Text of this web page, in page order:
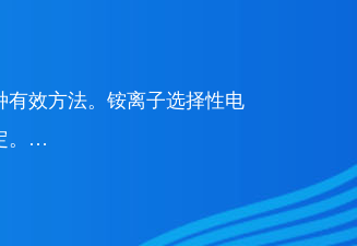
效方法。铵离子选择性电
。…